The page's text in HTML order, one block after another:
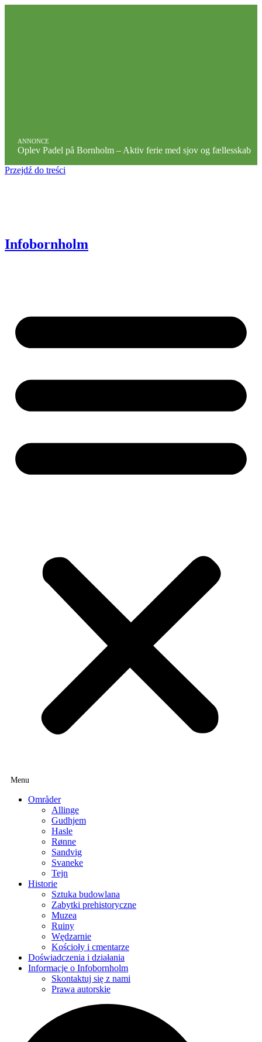
ANNONCE
Oplev Padel på Bornholm – Aktiv ferie med sjov og fællesskab
Przejdź do treści
Infobornholm
Områder
Allinge
Gudhjem
Hasle
Rønne
Sandvig
Svaneke
Tejn
Historie
Sztuka budowlana
Zabytki prehistoryczne
Muzea
Ruiny
Wędzarnie
Kościoły i cmentarze
Doświadczenia i działania
Informacje o Infobornholm
Skontaktuj się z nami
Prawa autorskie